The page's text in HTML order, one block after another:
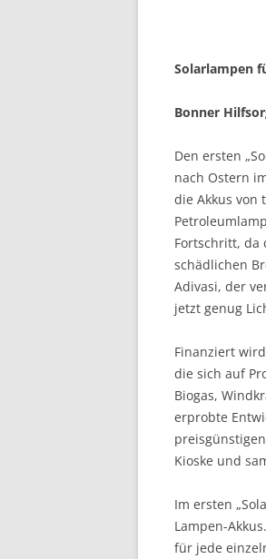
Solarlampen
Bonner
Den ersten
nach Ostern
die Akkus von
Fortschritt, da
schädlichen
Adivasi, der
jetzt genug
Finanziert
die sich auf
Biogas,
erprobte
Kioske und
Im ersten
Lampen-
für jede